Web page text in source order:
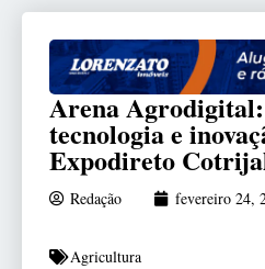
Arena
tecnologia e
Expodireto
Redação fevereiro 24,
Agricultura